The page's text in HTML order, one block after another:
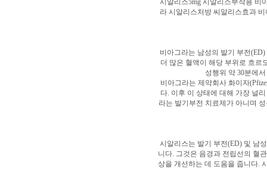
시알리스5mg 시알리스부작용 비
라 시알리스처방 씨알리스효과
비아그라는 남성의 발기 부전
더 많은 혈액이 해당 부위로 흐르
성행위 약 30분에
비아그라는 제약회사 화이자
다. 이후 이 상태에 대해 가장 널
라는 발기부전 치료제가 아니며
시알리스는 발기 부전(ED) 및 남
니다. 그것은 음경과 전립선의 혈
상을 개선하는 데 도움을 줍니다.